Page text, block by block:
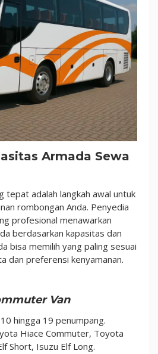
Armada Sewa
tepat adalah langkah awal untuk
rombongan Anda. Penyedia
profesional menawarkan
berdasarkan kapasitas dan
bisa memilih yang paling sesuai
dan preferensi kenyamanan.
Van
hingga 19 penumpang.
Hiace Commuter, Toyota
Short, Isuzu Elf Long.